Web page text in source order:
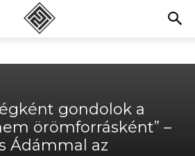
gondolok a
örömforrásként” –
Ádámmal az